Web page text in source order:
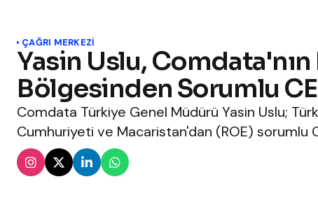
ÇAĞRI MERKEZI
Yasin Uslu,
Bölgesinden Sorumlu
Comdata Türkiye Genel Müdürü Yasin Uslu;
Cumhuriyeti ve Macaristan'dan (ROE) sorumlu